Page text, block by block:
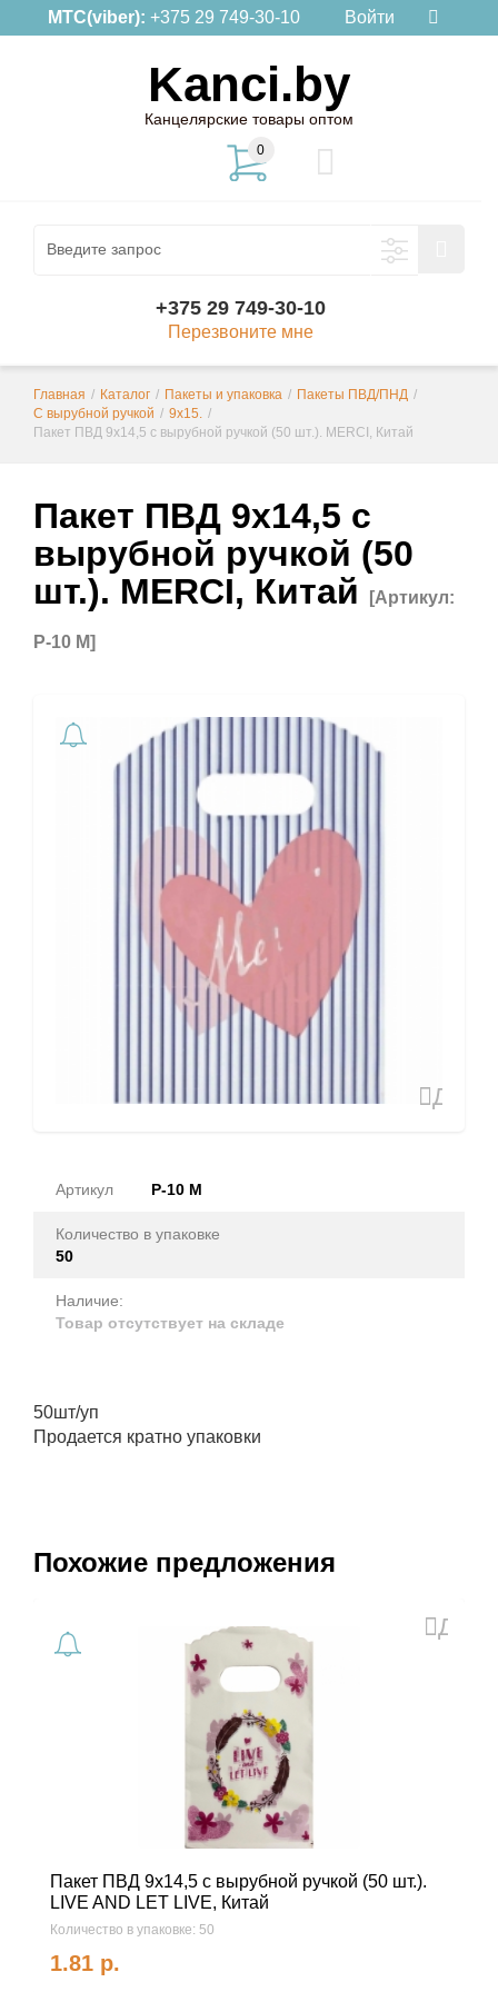
МТС(viber): +375 29 749-30-10 Войти
Kanci.by
Канцелярские товары оптом
0
+375 29 749-30-10
Перезвоните мне
Главная / Каталог / Пакеты и упаковка / Пакеты ПВД/ПНД /
С вырубной ручкой / 9х15. /
Пакет ПВД 9х14,5 с вырубной ручкой (50 шт.). MERCI, Китай
Пакет ПВД 9х14,5 с
вырубной ручкой (50
шт.). MERCI, Китай
[Артикул:
Р-10 M]
Артикул Р-10 M
Количество в упаковке
50
Наличие:
Товар отсутствует на складе
50шт/уп
Продается кратно упаковки
Похожие предложения
Пакет ПВД 9х14,5 с вырубной ручкой (50 шт.).
LIVE AND LET LIVE, Китай
Количество в упаковке: 50
1.81 р.